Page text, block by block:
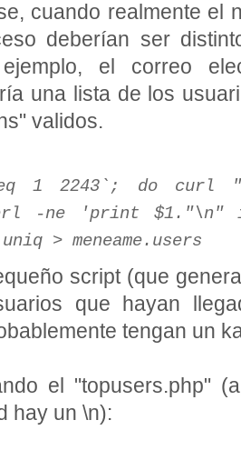
cuando realmente el
deberían ser
el correo
una lista de los
validos.
2243`; do curl
-ne 'print
> meneame.users
script (que
que hayan
tengan un
el "topusers.php"
hay un \n):